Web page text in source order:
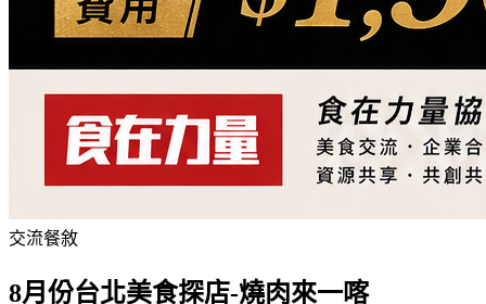
交流餐敘
8月份台北美食探店-燒肉來一喀